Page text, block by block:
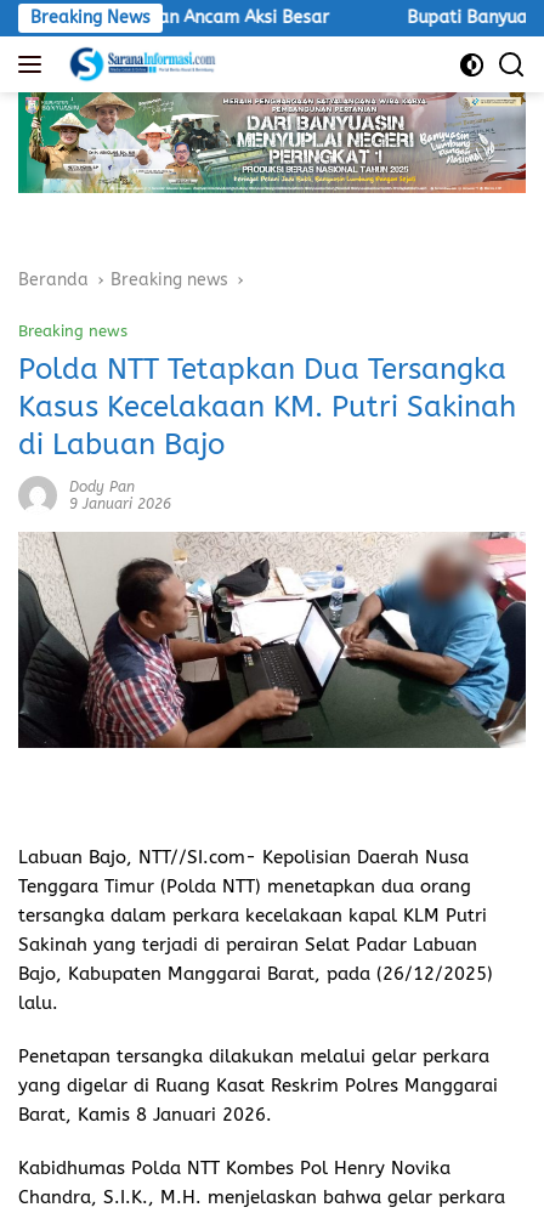
Langsung
ke
konten
Breaking News
Ancam Aksi Besar Bupati Banyuasin Hadiri Expo
Beranda Breaking news
Breaking news
Polda NTT Tetapkan Dua Tersangka
Kasus Kecelakaan KM. Putri Sakinah
di Labuan Bajo
Dody Pan
9 Januari 2026
Labuan Bajo, NTT//SI.com- Kepolisian Daerah Nusa
Tenggara Timur (Polda NTT) menetapkan dua orang
tersangka dalam perkara kecelakaan kapal KLM Putri
Sakinah yang terjadi di perairan Selat Padar Labuan
Bajo, Kabupaten Manggarai Barat, pada (26/12/2025)
lalu.
Penetapan tersangka dilakukan melalui gelar perkara
yang digelar di Ruang Kasat Reskrim Polres Manggarai
Barat, Kamis 8 Januari 2026.
Kabidhumas Polda NTT Kombes Pol Henry Novika
Chandra, S.I.K., M.H. menjelaskan bahwa gelar perkara